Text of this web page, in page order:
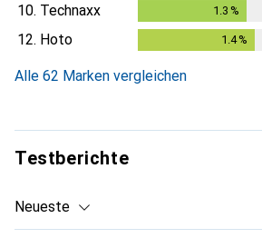
10. Technaxx 1.3 %
12. Hoto 1.4%
Alle 62 Marken vergleichen
Testberichte
Neueste